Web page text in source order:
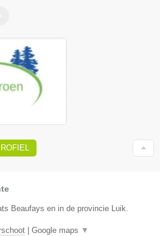
Beaufays en in de provincie Luik.
Google maps ▼